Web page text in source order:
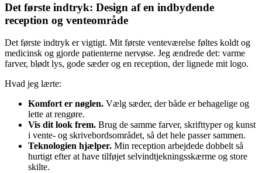
Det første indtryk: Design af en indbydende
reception og venteområde
Det første indtryk er vigtigt. Mit første venteværelse føltes koldt og
medicinsk og gjorde patienterne nervøse. Jeg ændrede det: varme
farver, blødt lys, gode sæder og en reception, der lignede mit logo.
Hvad jeg lærte:
Komfort er nøglen. Vælg sæder, der både er behagelige og
lette at rengøre.
Vis dit look frem. Brug de samme farver, skrifttyper og kunst
i vente- og skrivebordsområdet, så det hele passer sammen.
Teknologien hjælper. Min reception arbejdede dobbelt så
hurtigt efter at have tilføjet selvindtjekningsskærme og store
skilte.